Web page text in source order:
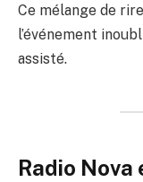
Ce mélange de
l’événement
assisté.
Radio